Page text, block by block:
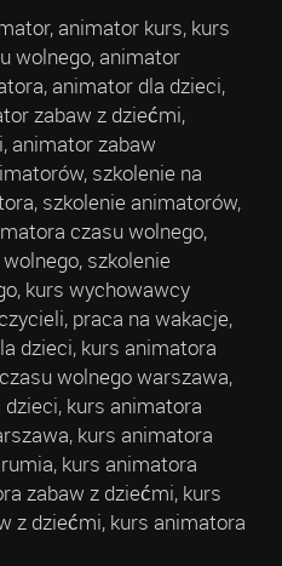
animator kurs, kurs
wolnego, animator
animator dla dzieci,
zabaw z dziećmi,
animator zabaw
szkolenie na
szkolenie animatorów,
czasu wolnego,
szkolenie
kurs wychowawcy
praca na wakacje,
dzieci, kurs animatora
wolnego warszawa,
kurs animatora
kurs animatora
kurs animatora
zabaw z dziećmi, kurs
z dziećmi, kurs animatora